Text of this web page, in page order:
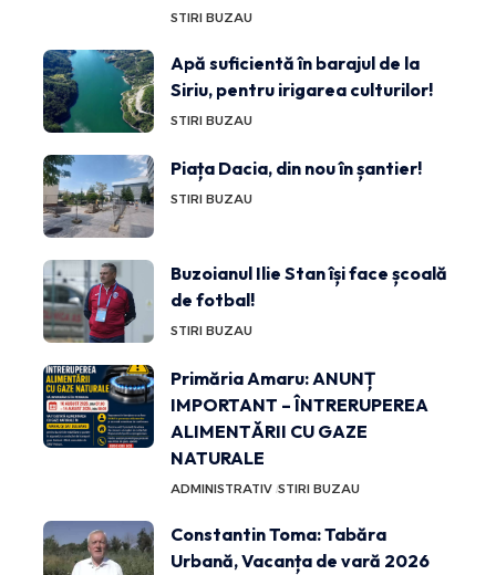
STIRI BUZAU
Apă suficientă în barajul de la
Siriu, pentru irigarea culturilor!
STIRI BUZAU
Piața Dacia, din nou în șantier!
STIRI BUZAU
Buzoianul Ilie Stan își face școală
de fotbal!
STIRI BUZAU
Primăria Amaru: ANUNȚ
IMPORTANT – ÎNTRERUPEREA
ALIMENTĂRII CU GAZE
NATURALE
ADMINISTRATIV STIRI BUZAU
Constantin Toma: Tabăra
Urbană, Vacanța de vară 2026